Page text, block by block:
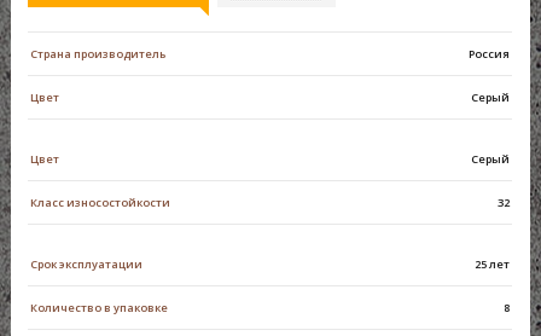
Страна производитель Россия
Цвет Серый
Цвет Серый
Класс износостойкости 32
Срок эксплуатации 25 лет
Количество в упаковке 8